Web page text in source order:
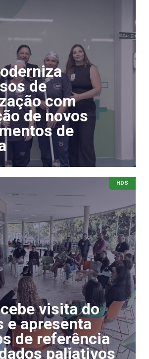
de
com
de novos
de
HDS
visita do
e apresenta
de referência
paliativos